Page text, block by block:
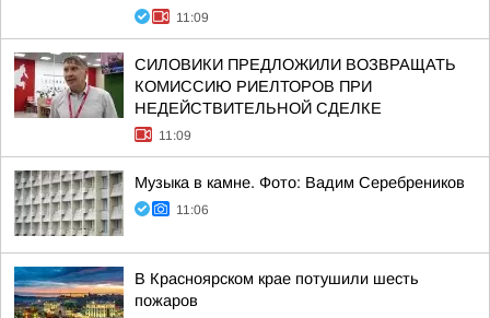
11:09
СИЛОВИКИ ПРЕДЛОЖИЛИ ВОЗВРАЩАТЬ
КОМИССИЮ РИЕЛТОРОВ ПРИ
НЕДЕЙСТВИТЕЛЬНОЙ СДЕЛКЕ
11:09
Музыка в камне. Фото: Вадим Серебреников
11:06
В Красноярском крае потушили шесть
пожаров